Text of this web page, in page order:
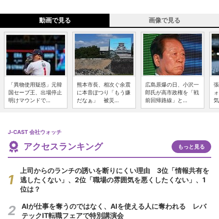
動画で見る 画像で見る
「異物使用疑惑」元韓
国セーブ王、出場停止
明けマウンドで...
熊本市長、相次ぐ余震
に本音ぽつり「もう嫌
だなぁ」 被災...
広島原爆の日、小沢一
郎氏が高市政権を「戦
前回帰路線」と...
J-CAST 会社ウォッチ
アクセスランキング もっと見る
上司からのランチの誘いを断りにくい理由 3位「情報共有を
逃したくない」、2位「職場の雰囲気を悪くしたくない」、1
位は？
AIが仕事を奪うのではなく、AIを使える人に奪われる レバ
テックIT転職フェアで特別講演会